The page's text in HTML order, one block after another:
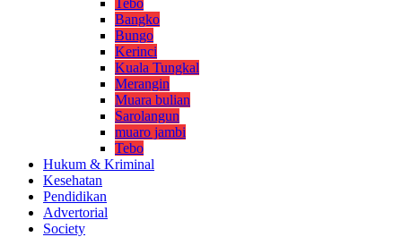
Bangko
Bungo
Kerinci
Kuala Tungkal
Merangin
Muara bulian
Sarolangun
muaro jambi
Tebo
Hukum & Kriminal
Kesehatan
Pendidikan
Advertorial
Society